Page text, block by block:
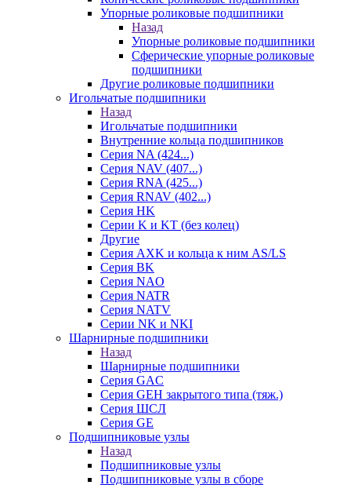
Упорные роликовые подшипники
Назад
Упорные роликовые подшипники
Сферические упорные роликовые
подшипники
Другие роликовые подшипники
Игольчатые подшипники
Назад
Игольчатые подшипники
Внутренние кольца подшипников
Серия NA (424...)
Серия NAV (407...)
Серия RNA (425...)
Серия RNAV (402...)
Серия HK
Серии K и KT (без колец)
Другие
Серия AXK и кольца к ним AS/LS
Серия BK
Серия NAO
Серия NATR
Серия NATV
Серии NK и NKI
Шарнирные подшипники
Назад
Шарнирные подшипники
Серия GAC
Серия GEH закрытого типа (тяж.)
Серия ШСЛ
Серия GE
Подшипниковые узлы
Назад
Подшипниковые узлы
Подшипниковые узлы в сборе